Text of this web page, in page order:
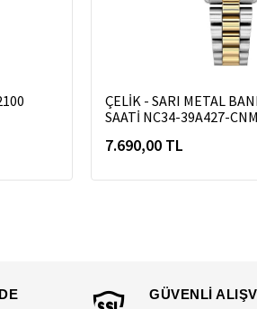
ÇELİK - SARI METAL
SAATİ NC34-39A427-
7.690,00 TL
GÜVENLİ